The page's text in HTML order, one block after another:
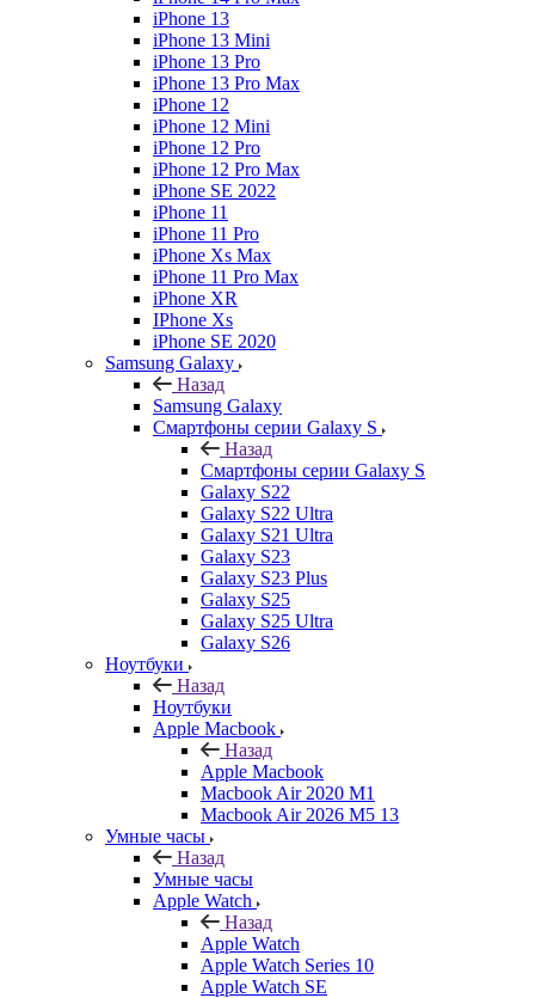
iPhone 13
iPhone 13 Mini
iPhone 13 Pro
iPhone 13 Pro Max
iPhone 12
iPhone 12 Mini
iPhone 12 Pro
iPhone 12 Pro Max
iPhone SE 2022
iPhone 11
iPhone 11 Pro
iPhone Xs Max
iPhone 11 Pro Max
iPhone XR
IPhone Xs
iPhone SE 2020
Samsung Galaxy
Назад
Samsung Galaxy
Смартфоны серии Galaxy S
Назад
Смартфоны серии Galaxy S
Galaxy S22
Galaxy S22 Ultra
Galaxy S21 Ultra
Galaxy S23
Galaxy S23 Plus
Galaxy S25
Galaxy S25 Ultra
Galaxy S26
Ноутбуки
Назад
Ноутбуки
Apple Macbook
Назад
Apple Macbook
Macbook Air 2020 M1
Macbook Air 2026 M5 13
Умные часы
Назад
Умные часы
Apple Watch
Назад
Apple Watch
Apple Watch Series 10
Apple Watch SE